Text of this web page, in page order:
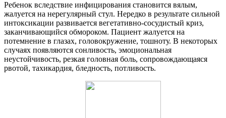
Ребенок вследствие инфицирования становится вялым,
жалуется на нерегулярный стул. Нередко в результате сильной
интоксикации развивается вегетативно-сосудистый криз,
заканчивающийся обмороком. Пациент жалуется на
потемнение в глазах, головокружение, тошноту. В некоторых
случаях появляются сонливость, эмоциональная
неустойчивость, резкая головная боль, сопровождающаяся
рвотой, тахикардия, бледность, потливость.